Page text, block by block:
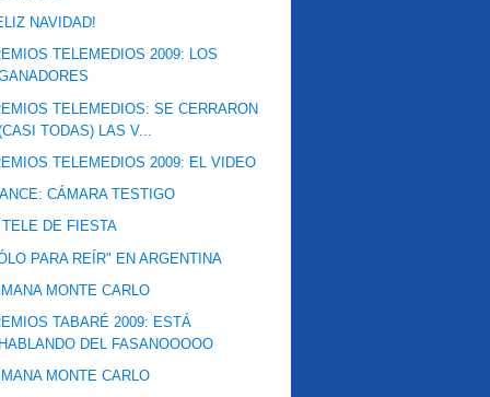
NAVIDAD!
TELEMEDIOS 2009: LOS
TELEMEDIOS: SE CERRARON
TODAS) LAS V...
TELEMEDIOS 2009: EL VIDEO
CÁMARA TESTIGO
TELE DE FIESTA
PARA REÍR" EN ARGENTINA
MONTE CARLO
TABARÉ 2009: ESTÁ
DEL FASANOOOOO
MONTE CARLO